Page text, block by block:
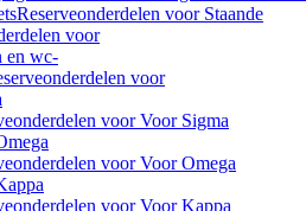
Reserveonderdelen voor Staande
voor
en wc-
voor
voor Voor Sigma
voor Voor Omega
voor Voor Kappa